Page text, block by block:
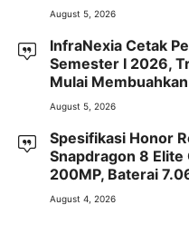
August 5, 2026
InfraNexia Cetak
Semester I 2026,
Mulai
August 5, 2026
Spesifikasi Honor
Snapdragon 8 Elite
200MP, Baterai
August 4, 2026